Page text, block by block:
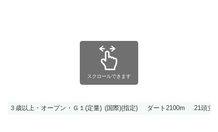
３歳以上・オープン・Ｇ１(定量) (国際)(指定) ダート2100m 21頭立
スクロールできます